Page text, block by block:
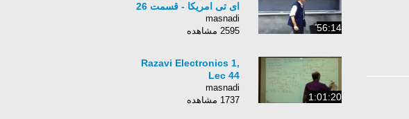
56:14
ای تی امریکا - قسمت 26
masnadi
2595 مشاهده
1:01:20
Razavi Electronics 1,
Lec 44
masnadi
1737 مشاهده